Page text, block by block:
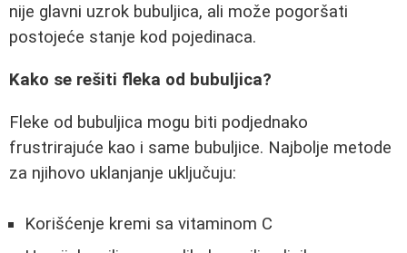
nije glavni uzrok bubuljica, ali može pogoršati
postojeće stanje kod pojedinaca.
Kako se rešiti fleka od bubuljica?
Fleke od bubuljica mogu biti podjednako
frustrirajuće kao i same bubuljice. Najbolje metode
za njihovo uklanjanje uključuju:
Korišćenje kremi sa vitaminom C